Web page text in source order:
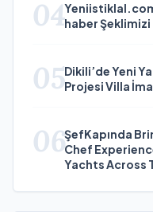
04haber Şeklimizi
05Dikili’de Yeni
Projesi Villa
06ŞefKapında
Chef
Yachts Across